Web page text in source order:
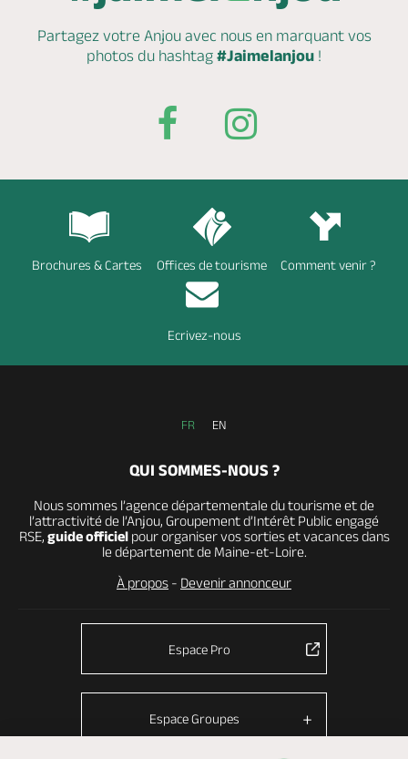
Partagez votre Anjou avec nous en marquantvos
photos du hashtag #Jaimelanjou !
Brochures & Cartes Offices de tourisme Comment venir ?
Ecrivez-nous
FR EN
QUI SOMMES-NOUS ?
Nous sommes l’agence départementale du tourisme et de
l’attractivité de l’Anjou, Groupement d’Intérêt Public engagé
RSE, guide officielpour organiser vos sorties et vacances dans
le département de Maine-et-Loire.
À propos - Devenir annonceur
Espace Pro
Espace Groupes